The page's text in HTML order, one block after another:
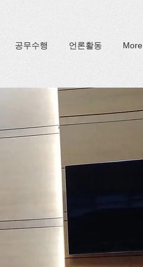
공무수행 언론활동 More